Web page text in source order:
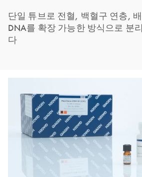
단일 튜브로 전혈, 백혈구 연층,
DNA를 확장 가능한 방식으로 분
다